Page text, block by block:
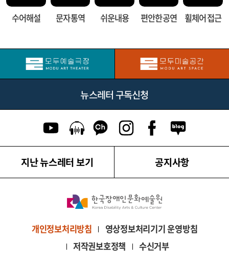
수어해설 문자 통역 쉬운내용 편안한 공연 휠체어 접근
뉴스레터 구독신청
지난 뉴스레터 보기
카카오톡 채널 이동
유튜브 이동팟캐스트 이동 네이버블로
페이스북 이동
인스타그램 이동
공지사항
개인정보처리방침
영상정보처리기기 운영방침
저작권보호정책
수신거부